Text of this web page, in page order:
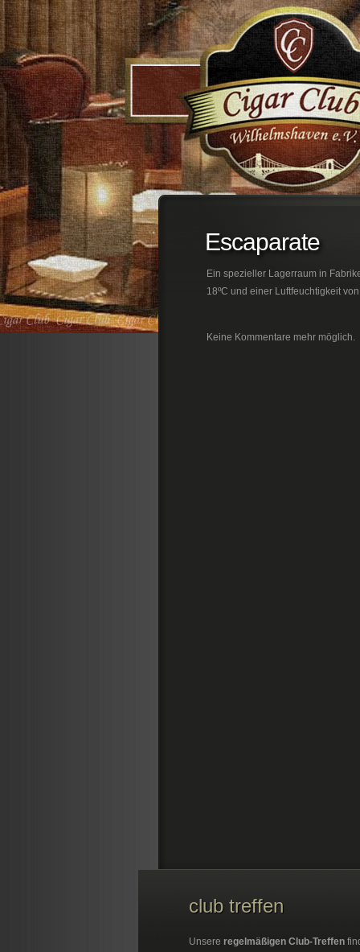
;
Escaparate
Ein spezieller Lagerraum in
18ºC und einer Luftfeuchtigkeit
Keine Kommentare mehr möglich.
club treffen
Unsere regelmäßigen Club-Treffen